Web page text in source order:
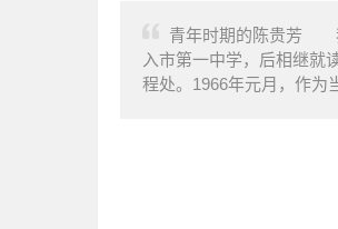
青年时期的陈贵芳 我
入市第一中学，后相继就
程处。1966年元月，作为